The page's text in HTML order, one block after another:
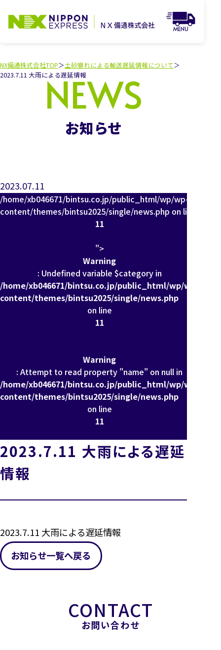
MENU
採用情報
採用情報TOP
スタッフ インタビュー
募集要項
よくあるご質問
応募・ お問い合わせ
取り組みについて
事業内容
事業内容TOP
貨物自動車 運送業務
JRコンテナ 輸送業務
国際海上コンテナ 輸送業務
会社概要
会社概要
マネジメント
取り組みについて
路線便お荷物追跡
各種約款
お知らせ
NX備通株式会社TOP
土砂崩れによる輸送遅延情報について
2023.7.11 大雨による遅延情報
2023.7.11 大雨による遅延
情報
2023.07.11
/home/xb046671/bintsu.co.jp/public_html/wp/wp-
content/themes/bintsu2025/single/news.php on line
11
">
Warning
: Undefined variable $category in
/home/xb046671/bintsu.co.jp/public_html/wp/wp-
content/themes/bintsu2025/single/news.php
on line
11
Warning
: Attempt to read property "name" on null in
/home/xb046671/bintsu.co.jp/public_html/wp/wp-
content/themes/bintsu2025/single/news.php
on line
11
2023.7.11 大雨による遅延情報
お知らせ一覧へ戻る
お問い合わせ